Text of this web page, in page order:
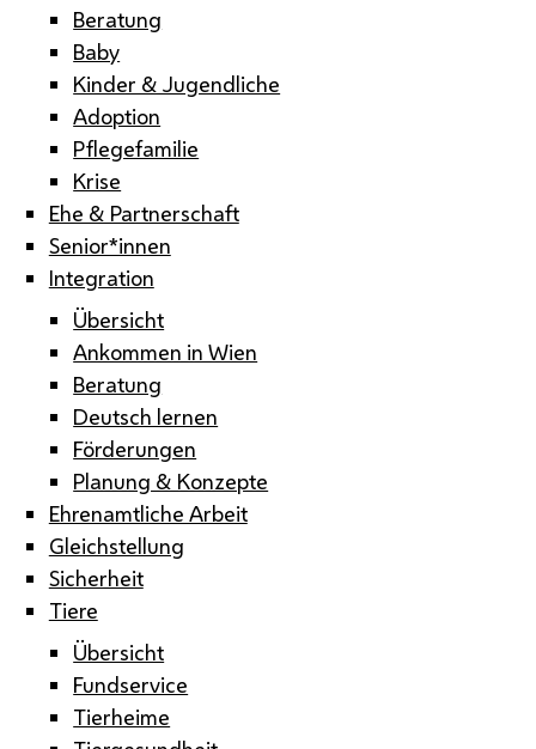
Beratung
Baby
Kinder & Jugendliche
Adoption
Pflegefamilie
Krise
Ehe & Partnerschaft
Senior*innen
Integration
Übersicht
Ankommen in Wien
Beratung
Deutsch lernen
Förderungen
Planung & Konzepte
Ehrenamtliche Arbeit
Gleichstellung
Sicherheit
Tiere
Übersicht
Fundservice
Tierheime